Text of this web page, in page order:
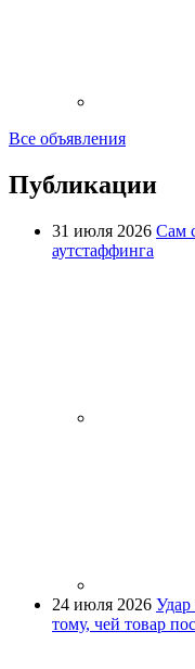
Все объявления
Публикации
31 июля 2026 Сам
аутстаффинга
24 июля 2026 Удар
тому, чей товар